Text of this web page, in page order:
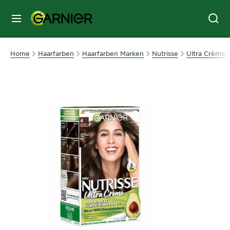
MENU
GESICHTSPFLEGE
HAARFARBE
SONNENSCHUTZ
KÖRPERPFLEGE
SERVICES
Home Haarfarben Haarfarben Marken Nutrisse Ultra Crème